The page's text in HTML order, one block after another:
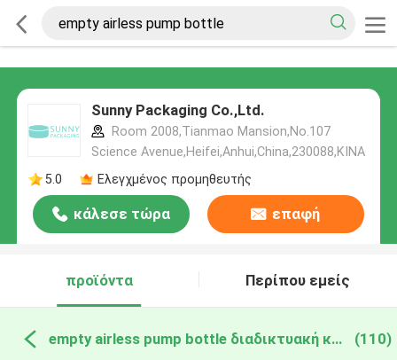
Sunny Packaging Co.,Ltd.
Room 2008,Tianmao Mansion,No.107
Science Avenue,Heifei,Anhui,China,230088,ΚΙΝΑ
5.0
Ελεγχμένος προμηθευτής
κάλεσε τώρα επαφή
προϊόντα Περίπου εμείς
empty airless pump bottle διαδικτυακή κατασκευή (110)